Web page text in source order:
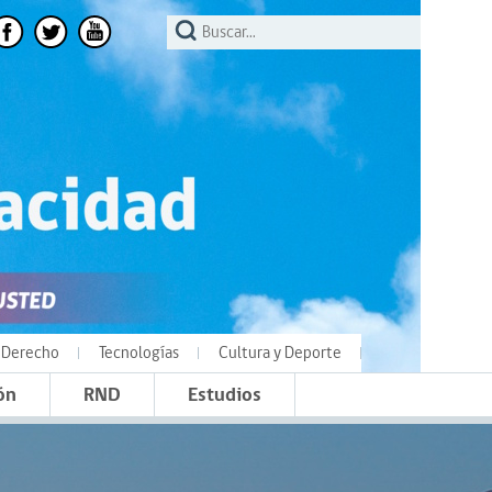
Derecho Tecnologías Cultura y Deporte
RND Estudios